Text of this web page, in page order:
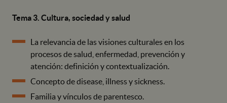
Tema 3. Cultura, sociedad y salud
La relevancia de las visiones culturales en los
procesos de salud, enfermedad, prevención y
atención: definición y contextualización.
Concepto de disease, illness y sickness.
Familia y vínculos de parentesco.